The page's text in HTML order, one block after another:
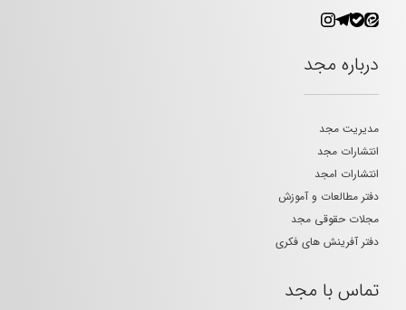
درباره مجد
مدیریت مجد
انتشارات مجد
انتشارات امجد
دفتر مطالعات و آموزش
مجلات حقوقی مجد
دفتر آفرینش های فکری
تماس با مجد